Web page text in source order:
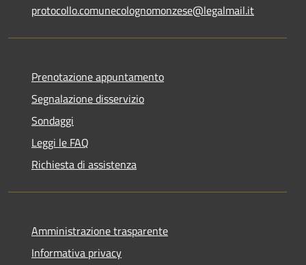
protocollo.comunecolognomonzese@legalmail.it
Prenotazione appuntamento
Segnalazione disservizio
Sondaggi
Leggi le FAQ
Richiesta di assistenza
Amministrazione trasparente
Informativa privacy